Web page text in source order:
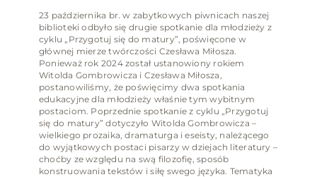
Kontakt
Do pobrania
23 października br. w zabytkowych piwnicach naszej
biblioteki odbyło się drugie spotkanie dla młodzieży z
cyklu „Przygotuj się do matury”, poświęcone w
głównej mierze twórczości Czesława Miłosza.
Ponieważ rok 2024 został ustanowiony rokiem
Witolda Gombrowicza i Czesława Miłosza,
postanowiliśmy, że poświęcimy dwa spotkania
edukacyjne dla młodzieży właśnie tym wybitnym
postaciom. Poprzednie spotkanie z cyklu „Przygotuj
się do matury” dotyczyło Witolda Gombrowicza –
wielkiego prozaika, dramaturga i eseisty, należącego
do wyjątkowych postaci pisarzy w dziejach literatury –
choćby ze względu na swą filozofię, sposób
konstruowania tekstów i siłę swego języka. Tematyka